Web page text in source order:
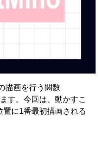
描画を行う関数
す。今回は、動かすこ
置に1番最初描画される